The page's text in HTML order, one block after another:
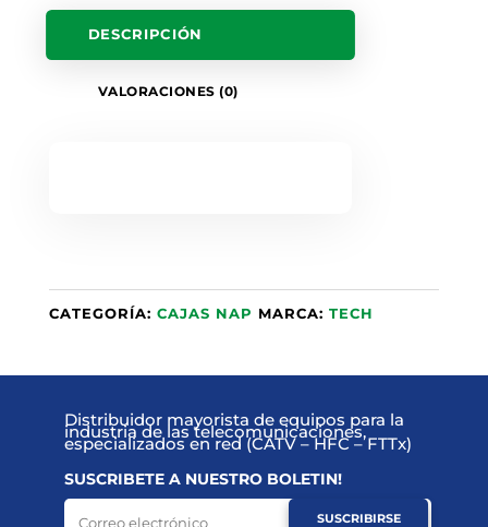
DESCRIPCIÓN
VALORACIONES (0)
CATEGORÍA: CAJAS NAP MARCA: TECH
Distribuidor mayorista de equipos para la
industria de las telecomunicaciones,
especializados en red (CATV – HFC – FTTx)
SUSCRIBETE A NUESTRO BOLETIN!
SUSCRIBIRSE